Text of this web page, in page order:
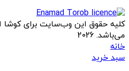
کلیه حقوق این وب‌سایت برای کوشا
می‌باشد. 2026
خانه
سبد خرید